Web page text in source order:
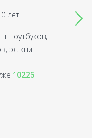
лет
ноутбуков,
эл. книг
10226